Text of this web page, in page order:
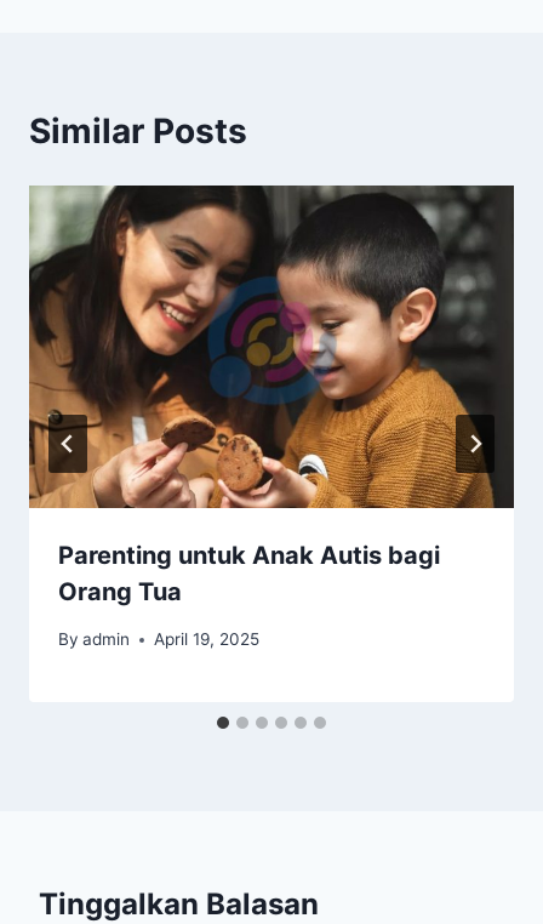
Similar Posts
Parenting untuk Anak Autis bagi
Orang Tua
By admin April 19, 2025
Tinggalkan Balasan